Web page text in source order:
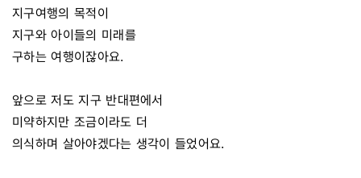
지구여행의 목적이
지구와 아이들의 미래를
구하는 여행이잖아요.
앞으로 저도 지구 반대편에서
미약하지만 조금이라도 더
의식하며 살아야겠다는 생각이 들었어요.